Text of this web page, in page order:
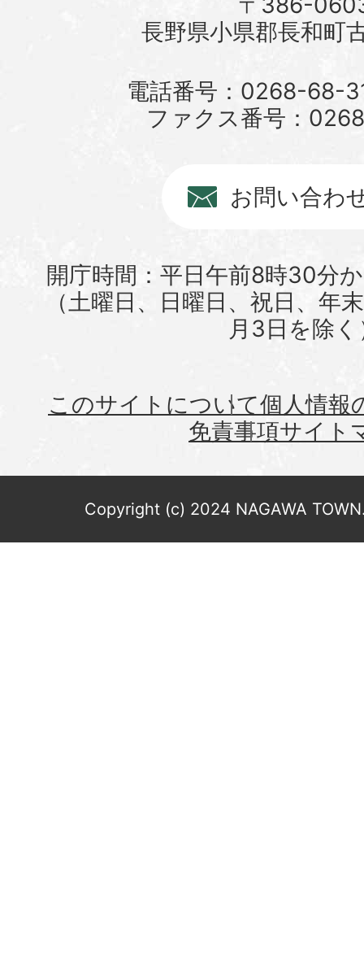
長野県小県郡長和町
電話番号：0268-68-
ファクス番号：
お問い合わ
開庁時間：平日午前8時30分
（土曜日、日曜日、祝日、年
月3日を除く
このサイトについて個人情報
免責事項サイト
Copyright (c) 2024 NAGAWA